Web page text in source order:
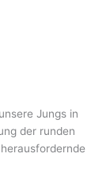
Jungs in
der runden